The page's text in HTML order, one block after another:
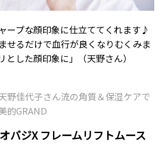
ープな顔印象に仕立ててくれます♪
せるだけで血行が良くなりむくみま
とした顔印象に」（天野さん）
野佳代子さん流の角質＆保湿ケアで
的GRAND
バジX フレームリフトムース